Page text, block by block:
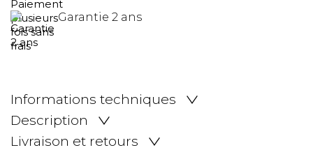
Garantie 2 ans
Informations techniques
Description
Livraison et retours